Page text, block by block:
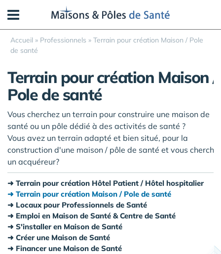
Accueil » Professionnels » Terrain pour création Maison / Pole
de santé
Terrain pour création Maison /
Pole de santé
Vous cherchez un terrain pour construire une maison de
santé ou un pôle dédié à des activités de santé ?
Vous avez un terrain adapté et bien situé, pour la
construction d'une maison / pôle de santé et vous
un acquéreur?
Terrain pour création Hôtel Patient / Hôtel hospitalier
Terrain pour création Maison / Pole de santé
Locaux pour Professionnels de Santé
Emploi en Maison de Santé & Centre de Santé
S'installer en Maison de Santé
Créer une Maison de Santé
Financer une Maison de Santé
Panneau de gestion des cookies